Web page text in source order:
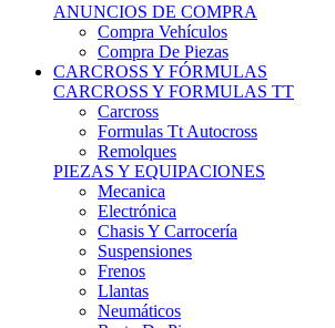
ANUNCIOS DE COMPRA
Compra Vehículos
Compra De Piezas
CARCROSS Y FÓRMULAS
CARCROSS Y FORMULAS TT
Carcross
Formulas Tt Autocross
Remolques
PIEZAS Y EQUIPACIONES
Mecanica
Electrónica
Chasis Y Carrocería
Suspensiones
Frenos
Llantas
Neumáticos